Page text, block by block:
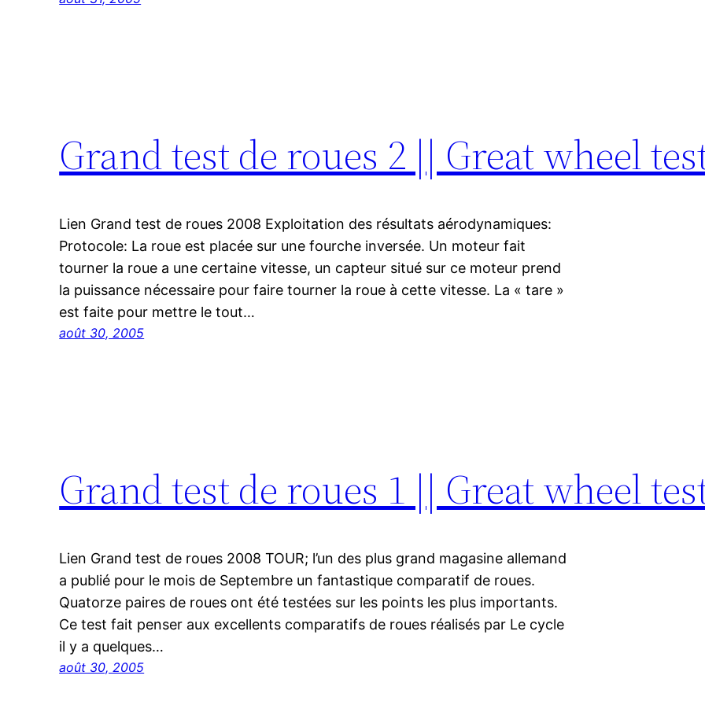
Grand test de roues 2 || Great wheel
Lien Grand test de roues 2008 Exploitation des résultats aérodynamiques:
Protocole: La roue est placée sur une fourche inversée. Un moteur fait
tourner la roue a une certaine vitesse, un capteur situé sur ce moteur prend
la puissance nécessaire pour faire tourner la roue à cette vitesse. La « tare »
est faite pour mettre le tout…
août 30, 2005
Grand test de roues 1 || Great wheel
Lien Grand test de roues 2008 TOUR; l’un des plus grand magasine allemand
a publié pour le mois de Septembre un fantastique comparatif de roues.
Quatorze paires de roues ont été testées sur les points les plus importants.
Ce test fait penser aux excellents comparatifs de roues réalisés par Le cycle
il y a quelques…
août 30, 2005